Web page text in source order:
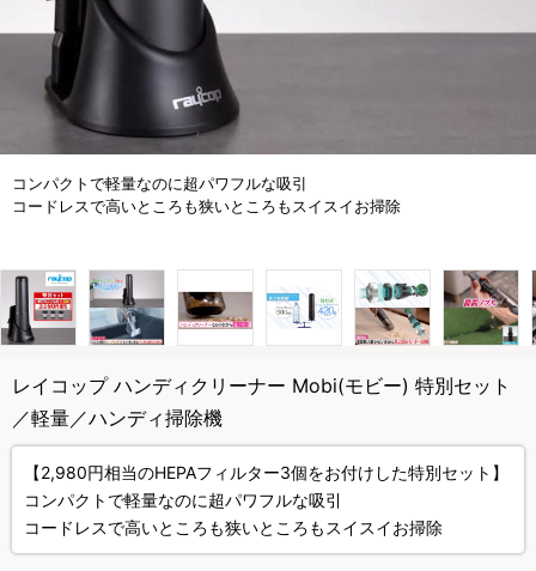
コンパクトで軽量なのに超パワフルな吸引
コードレスで高いところも狭いところもスイスイお掃除
レイコップ ハンディクリーナー Mobi(モビー) 特別セット
／軽量／ハンディ掃除機
【2,980円相当のHEPAフィルター3個をお付けした特別セット】
コンパクトで軽量なのに超パワフルな吸引
コードレスで高いところも狭いところもスイスイお掃除